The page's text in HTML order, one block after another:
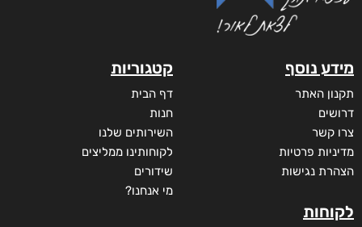
מידע נוסף
תקנון האתר
דרושים
צרו קשר
מדיניות פרטיות
הצהרת נגישות
לקוחות
קטגוריות
דף הבית
חנות
השירותים שלנו
לקוחותינו ממליצים
שידורים
מי אנחנו?